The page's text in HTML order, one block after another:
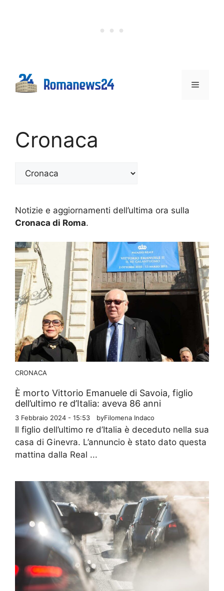
Menu
Cronaca
Categorie
Notizie e aggiornamenti dell’ultima ora sulla
Cronaca di Roma.
CRONACA
È morto Vittorio Emanuele di Savoia, figlio
dell’ultimo re d’Italia: aveva 86 anni
3 Febbraio 2024 - 15:53 byFilomena Indaco
Il figlio dell’ultimo re d’Italia è deceduto nella sua
casa di Ginevra. L’annuncio è stato dato questa
mattina dalla Real ...